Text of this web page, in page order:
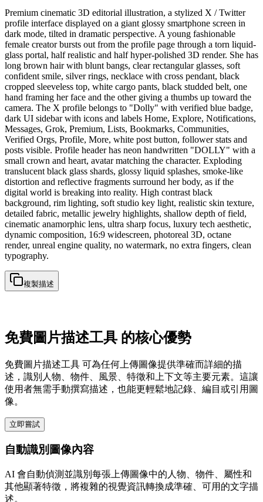
Premium cinematic 3D editorial illustration, a stylized X / Twitter
profile interface displayed on a giant glossy smartphone screen in
dark mode, tilted in dramatic perspective. A young fashionable
female creator bursts out from the profile page through a torn liquid-
glass portal, half realistic and half hyper-polished 3D render. She has
long brown hair with blunt bangs, clear rectangular glasses, soft
confident smile, silver rings, necklace with cross pendant, black
cropped sleeveless top, white cargo pants, black studded belt, one
hand framing her face and the other giving a thumbs up toward the
camera. The X profile belongs to "Dolly" with verified blue badge,
dark UI sidebar with icons and labels Home, Explore, Notifications,
Messages, Grok, Premium, Lists, Bookmarks, Communities,
Verified Orgs, Profile, More, white post button, follower stats and
posts visible. Profile header has neon handwritten "DOLLY" with a
small crown and heart, avatar matching the character. Exploding
translucent black glass shards, glossy liquid splashes, smoke-like
distortion and reflective fragments surround her body, as if the
digital world is breaking into reality. High contrast black
background, rim lighting, soft studio key light, realistic skin texture,
detailed fabric, metallic jewelry highlights, shallow depth of field,
cinematic anamorphic lens, ultra sharp focus, luxury tech aesthetic,
dynamic composition, 16:9 widescreen, photoreal 3D, octane
render, unreal engine quality, no watermark, no extra fingers, clean
typography.
複製描述
免費圖片描述工具 的核心優勢
免費圖片描述工具 可為任何上傳圖像提供準確而詳細的描
述，識別人物、物件、風景、特徵和上下文等主要元素。這讓
使用者無需手動撰寫描述，也能更輕鬆地記錄、編目或引用圖
像。
立即嘗試
自動識別圖像內容
AI 會自動偵測並識別每張上傳圖像中的人物、物件、屬性和
其他顯著特徵，將複雜的視覺資訊轉換成準確、可用的文字描
述。